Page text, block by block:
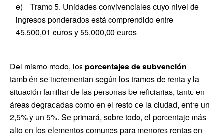
e) Tramo 5. Unidades convivenciales cuyo nivel de
ingresos ponderados está comprendido entre
45.500,01 euros y 55.000,00 euros
Del mismo modo, los porcentajes de subvención
también se incrementan según los tramos de renta y la
situación familiar de las personas beneficiarias, tanto en
áreas degradadas como en el resto de la ciudad, entre un
2,5% y un 5%. Se primará, sobre todo, el porcentaje más
alto en los elementos comunes para menores rentas en